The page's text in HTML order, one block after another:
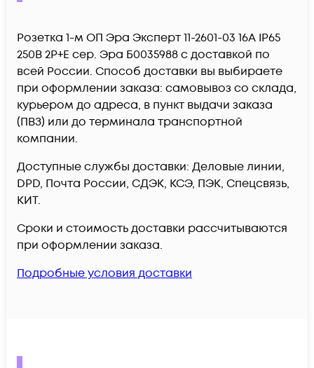
Розетка 1-м ОП Эра Эксперт 11-2601-03 16А IP65
250В 2P+E сер. Эра Б0035988 c доставкой по
всей России. Способ доставки вы выбираете
при оформлении заказа: самовывоз со склада,
курьером до адреса, в пункт выдачи заказа
(ПВЗ) или до терминала транспортной
компании.
Доступные службы доставки: Деловые линии,
DPD, Почта России, СДЭК, КСЭ, ПЭК, Спецсвязь,
КИТ.
Сроки и стоимость доставки рассчитываются
при оформлении заказа.
Подробные условия доставки